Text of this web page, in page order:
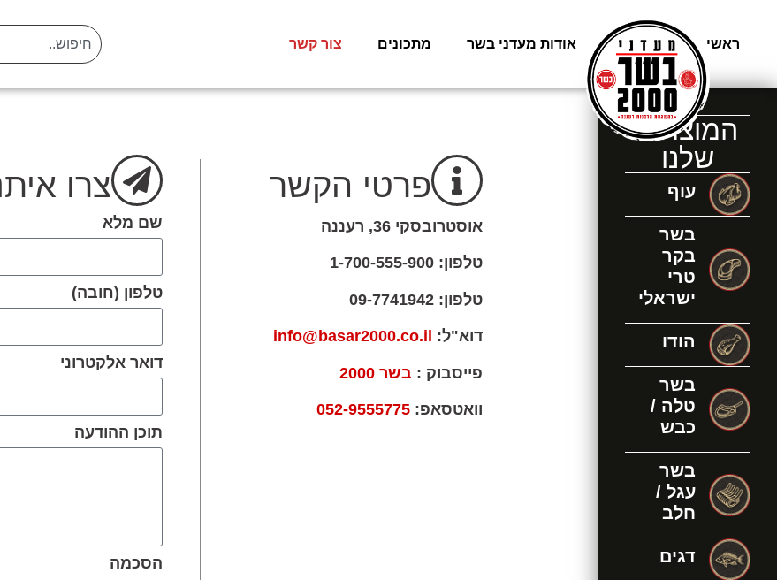
ראשי משלוחים אודות מעדני בשר מתכונים צור קשר
המוצרים
שלנו
עוף
בשר
בקר
טרי
ישראלי
הודו
בשר
טלה /
כבש
בשר
עגל /
חלב
דגים
פרטי הקשר
אוסטרובסקי 36, רעננה
טלפון: 1-700-555-900
טלפון: 09-7741942
דוא"ל: info@basar2000.co.il
פייסבוק : בשר 2000
וואטסאפ: 052-9555775
צרו
שם מלא
טלפון (חובה)
דואר אלקטרוני
תוכן ההודעה
הסכמה